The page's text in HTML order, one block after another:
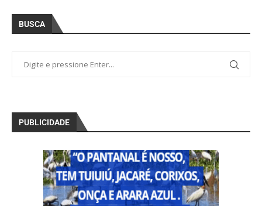
BUSCA
PUBLICIDADE